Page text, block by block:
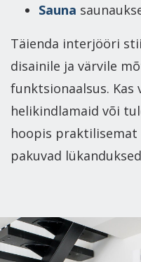
Sauna
Täienda interjööri
disainile ja värvile
funktsionaalsus. Kas
helikindlamaid või
hoopis
pakuvad